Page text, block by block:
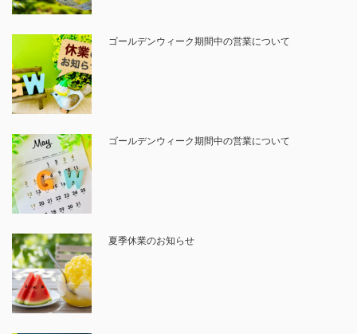
ゴールデンウィーク期間中の営業について
ゴールデンウィーク期間中の営業について
夏季休業のお知らせ